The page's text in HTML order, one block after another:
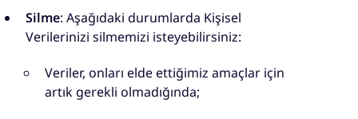
Silme: Aşağıdaki durumlarda Kişisel
Verilerinizi silmemizi isteyebilirsiniz:
Veriler, onları elde ettiğimiz amaçlar için
artık gerekli olmadığında;